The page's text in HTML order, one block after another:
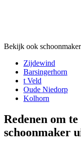
Bekijk ook
Zijdewind
Barsingerhorn
t Veld
Oude Niedorp
Kolhorn
Redenen om
schoonmaker